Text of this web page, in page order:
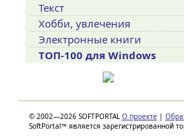
Текст
Хобби, увлечения
Электронные книги
ТОП-100 для Windows
© 2002—2026 SOFTPORTAL О проекте |
SoftPortal™ является зарегистрированной